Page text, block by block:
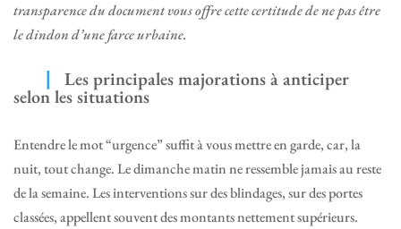
transparence du document vous offre cette certitude de ne pas être
le dindon d’une farce urbaine.
Les principales majorations à anticiper
selon les situations
Entendre le mot “urgence” suffit à vous mettre en garde, car, la
nuit, tout change. Le dimanche matin ne ressemble jamais au reste
de la semaine. Les interventions sur des blindages, sur des portes
classées, appellent souvent des montants nettement supérieurs.